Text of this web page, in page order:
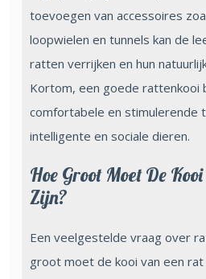
toevoegen van accessoires
loopwielen en tunnels kan de
ratten verrijken en hun
Kortom, een goede rattenkooi
comfortabele en stimulerende
intelligente en sociale dieren.
Hoe Groot Moet De
Zijn?
Een veelgestelde vraag over
groot moet de kooi van een rat